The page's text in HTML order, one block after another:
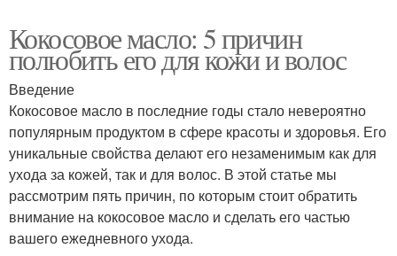
Кокосовое масло: 5 причин
полюбить его для кожи и волос
Введение
Кокосовое масло в последние годы стало невероятно
популярным продуктом в сфере красоты и здоровья. Его
уникальные свойства делают его незаменимым как для
ухода за кожей, так и для волос. В этой статье мы
рассмотрим пять причин, по которым стоит обратить
внимание на кокосовое масло и сделать его частью
вашего ежедневного ухода.